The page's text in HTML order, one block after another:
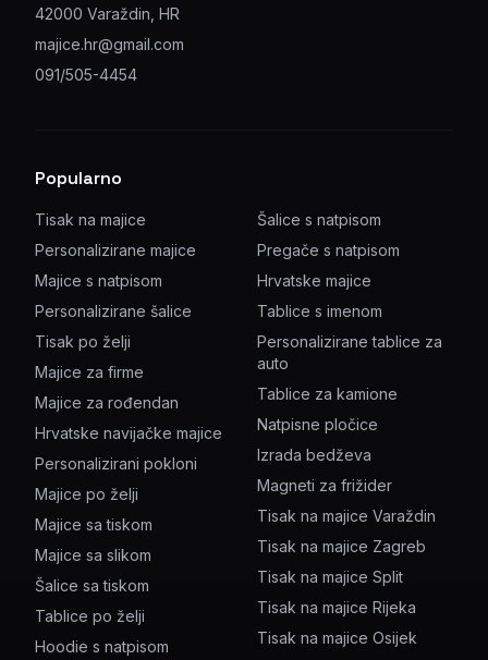
42000 Varaždin, HR
majice.hr@gmail.com
091/505-4454
Popularno
Tisak na majice
Personalizirane majice
Majice s natpisom
Personalizirane šalice
Tisak po želji
Majice za firme
Majice za rođendan
Hrvatske navijačke majice
Personalizirani pokloni
Majice po želji
Majice sa tiskom
Majice sa slikom
Šalice sa tiskom
Tablice po želji
Hoodie s natpisom
Šalice s natpisom
Pregače s natpisom
Hrvatske majice
Tablice s imenom
Personalizirane tablice za
auto
Tablice za kamione
Natpisne pločice
Izrada bedževa
Magneti za frižider
Tisak na majice Varaždin
Tisak na majice Zagreb
Tisak na majice Split
Tisak na majice Rijeka
Tisak na majice Osijek